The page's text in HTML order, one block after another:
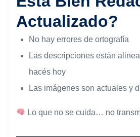
Actualizado?
No hay errores de ortografía
Las descripciones están
hacés hoy
Las imágenes son actuales y
Lo que no se cuida… no